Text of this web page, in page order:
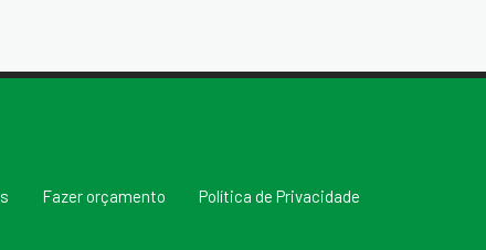
Fazer orçamento Política de Privacidade